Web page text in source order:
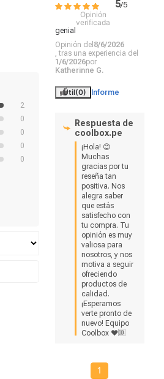
2
0
0
0
0
5/5
Opinión
verificada
genial
Opinión del 8/6/2026
, tras una experiencia del
1/6/2026por
Katherinne G.
Útil(0) Informe
Respuesta de
coolbox.pe
¡Hola! 😊
Muchas
gracias por tu
reseña tan
positiva. Nos
alegra saber
que estás
satisfecho con
tu compra. Tu
opinión es muy
valiosa para
nosotros, y nos
motiva a seguir
ofreciendo
productos de
calidad.
¡Esperamos
verte pronto de
nuevo! Equipo
Coolbox ❤🆒
1